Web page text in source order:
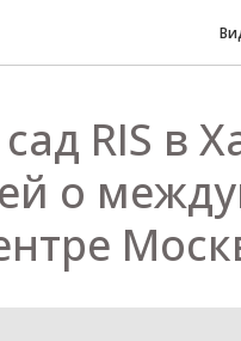
RIS в
о